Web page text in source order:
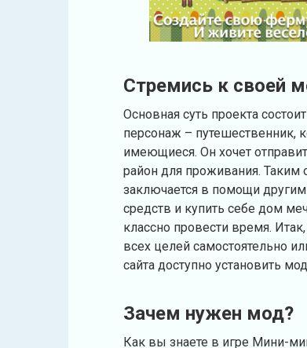
Стремись к своей
Основная суть проекта
персонаж – путешественник,
имеющиеся. Он хочет
район для проживания.
заключается в помощи
средств и купить себе дом
классно провести время.
всех целей самостоятельно
сайта доступно установить
Зачем нужен мод?
Как вы знаете в игре Мини-